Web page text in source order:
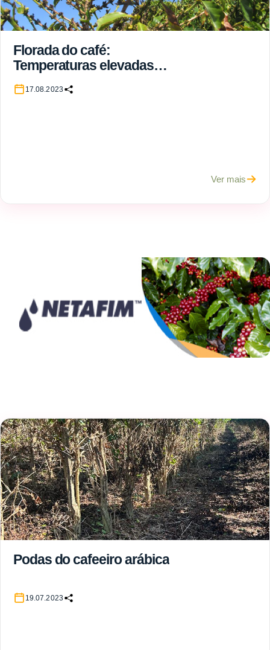
Florada do café:
Temperaturas elevadas
podem prejudicar o
pegamento
17.08.2023
Ver mais
Podas do cafeeiro arábica
19.07.2023